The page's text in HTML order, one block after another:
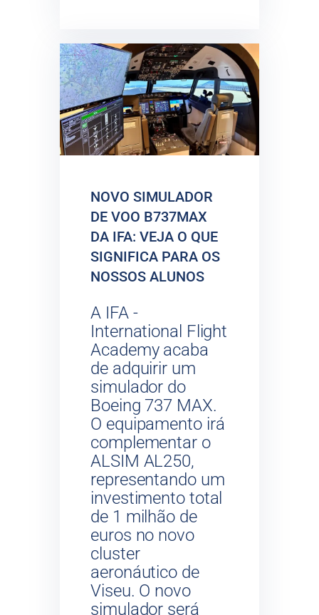
NOVO SIMULADOR
DE VOO B737MAX
DA IFA: VEJA O QUE
SIGNIFICA PARA OS
NOSSOS ALUNOS
A IFA -
International Flight
Academy acaba
de adquirir um
simulador do
Boeing 737 MAX.
O equipamento irá
complementar o
ALSIM AL250,
representando um
investimento total
de 1 milhão de
euros no novo
cluster
aeronáutico de
Viseu. O novo
simulador será